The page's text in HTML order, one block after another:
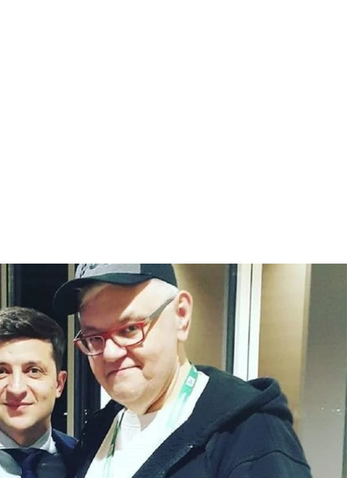
Зеленский (слева) и актер, юморист Сергей Сивохо (справа)
Сергей Сивохо/Instagram
Сергей Сивохо будет участвовать в досрочных выборах в
в Донецкой области от партии «Слуга народа». С
обратился президент Владимир Зеленский.
Громадскому.
с президентом. Я видел очень тяжелую работу ( «Слуги
именно в Донецкой области, а это мой родной
ко мне за помощью, я не смог отказать», — сказал он.
кампании Сивохо собирает «по друзьям».